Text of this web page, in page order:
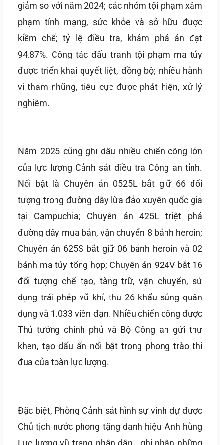
giảm so với năm 2024; các nhóm tội phạm xâm
phạm tính mạng, sức khỏe và sở hữu được
kiềm chế; tỷ lệ điều tra, khám phá án đạt
94,87%. Công tác đấu tranh tội phạm ma túy
được triển khai quyết liệt, đồng bộ; nhiều hành
vi tham nhũng, tiêu cực được phát hiện, xử lý
nghiêm.
Năm 2025 cũng ghi dấu nhiều chiến công lớn
của lực lượng Cảnh sát điều tra Công an tỉnh.
Nổi bật là Chuyên án 0525L bắt giữ 66 đối
tượng trong đường dây lừa đảo xuyên quốc gia
tại Campuchia; Chuyên án 425L triệt phá
đường dây mua bán, vận chuyển 8 bánh heroin;
Chuyên án 625S bắt giữ 06 bánh heroin và 02
bánh ma túy tổng hợp; Chuyên án 924V bắt 16
đối tượng chế tạo, tàng trữ, vận chuyển, sử
dụng trái phép vũ khí, thu 26 khẩu súng quân
dụng và 1.033 viên đạn. Nhiều chiến công được
Thủ tướng chính phủ và Bộ Công an gửi thư
khen, tạo dấu ấn nổi bật trong phong trào thi
đua của toàn lực lượng.
Đặc biệt, Phòng Cảnh sát hình sự vinh dự được
Chủ tịch nước phong tặng danh hiệu Anh hùng